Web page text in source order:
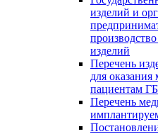
изделий и
изделий
Перечень
для
пациентам
Перечень